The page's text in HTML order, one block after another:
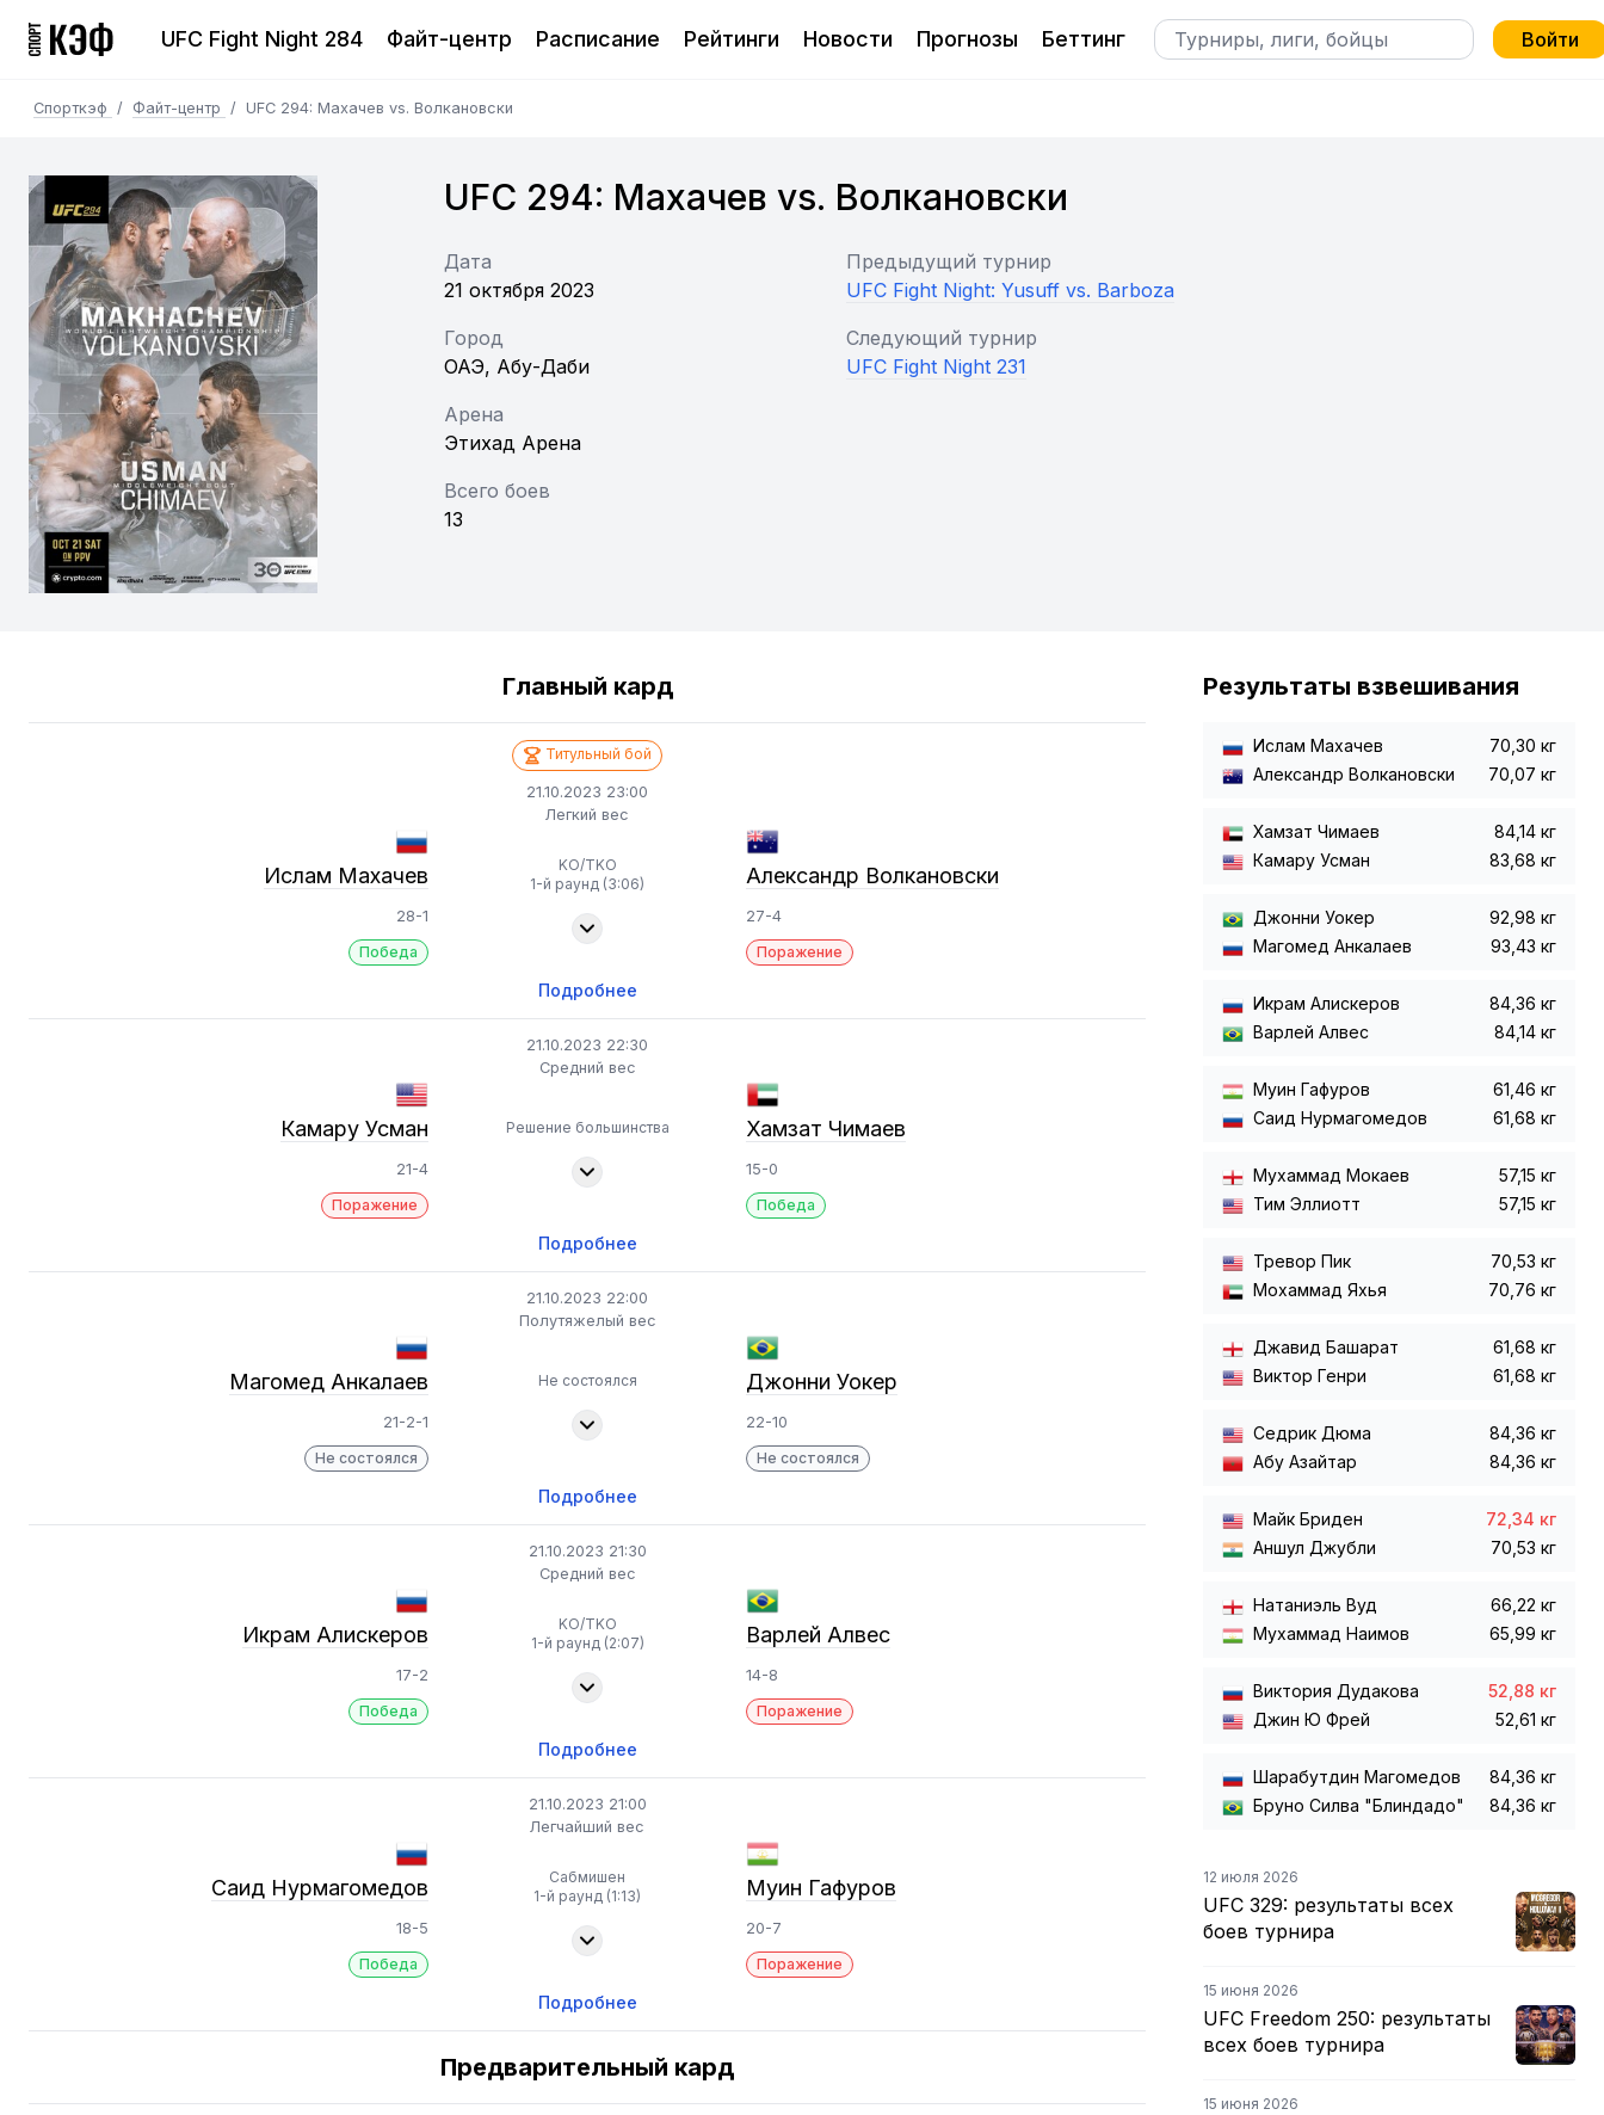
UFC Fight Night 284 Файт-центр Расписание Рейтинги Новости Прогнозы Беттинг Войти
Спорткэф / Файт-центр / UFC 294: Махачев vs. Волкановски
UFC 294: Махачев vs. Волкановски
Дата
21 октября 2023
Город
ОАЭ, Абу-Даби
Арена
Этихад Арена
Всего боев
13
Предыдущий турнир
UFC Fight Night: Yusuff vs. Barboza
Следующий турнир
UFC Fight Night 231
Главный кард
Титульный бой
21.10.2023 23:00
Легкий вес
Ислам Махачев
28-1
Победа
KO/TKO
1-й раунд (3:06)
Александр Волкановски
27-4
Поражение
Подробнее
21.10.2023 22:30
Средний вес
Камару Усман
21-4
Поражение
Решение большинства Хамзат Чимаев
15-0
Победа
Подробнее
21.10.2023 22:00
Полутяжелый вес
Магомед Анкалаев
21-2-1
Не состоялся
Не состоялся Джонни Уокер
22-10
Не состоялся
Подробнее
21.10.2023 21:30
Средний вес
Икрам Алискеров
17-2
Победа
KO/TKO
1-й раунд (2:07)
Варлей Алвес
14-8
Поражение
Подробнее
21.10.2023 21:00
Легчайший вес
Саид Нурмагомедов
18-5
Победа
Сабмишен
1-й раунд (1:13)
Муин Гафуров
20-7
Поражение
Подробнее
Предварительный кард
Результаты взвешивания
Ислам Махачев
70,30 кг
Александр Волкановски
70,07 кг
Хамзат Чимаев
84,14 кг
Камару Усман
83,68 кг
Джонни Уокер
92,98 кг
Магомед Анкалаев
93,43 кг
Икрам Алискеров
84,36 кг
Варлей Алвес
84,14 кг
Муин Гафуров
61,46 кг
Саид Нурмагомедов
61,68 кг
Мухаммад Мокаев
57,15 кг
Тим Эллиотт
57,15 кг
Тревор Пик
70,53 кг
Мохаммад Яхья
70,76 кг
Джавид Башарат
61,68 кг
Виктор Генри
61,68 кг
Седрик Дюма
84,36 кг
Абу Азайтар
84,36 кг
Майк Бриден
72,34 кг
Аншул Джубли
70,53 кг
Натаниэль Вуд
66,22 кг
Мухаммад Наимов
65,99 кг
Виктория Дудакова
52,88 кг
Джин Ю Фрей
52,61 кг
Шарабутдин Магомедов
84,36 кг
Бруно Силва "Блиндадо"
84,36 кг
12 июля 2026
UFC 329: результаты всех
боев турнира
15 июня 2026
UFC Freedom 250: результаты
всех боев турнира
15 июня 2026